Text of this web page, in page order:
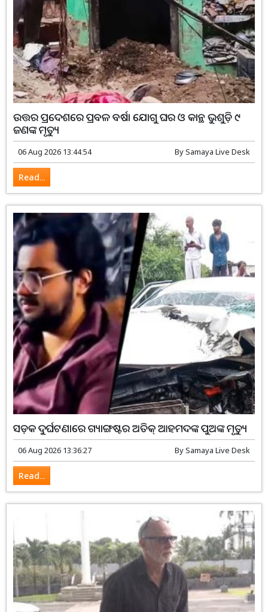
ଉତ୍ତର ପ୍ରଦେଶରେ ପ୍ରବଳ ବର୍ଷା ଯୋଗୁ ଘର ଓ କାନ୍ଥ ଭୁଶୁଡ଼ି ୯
ଜଣଙ୍କ ମୃତ୍ୟୁ
06 Aug 2026 13:44:54 BySamaya Live Desk
Read...
ସଡ଼କ ଦୁର୍ଘଟଣାରେ ଗ୍ୟାଙ୍ଗଷ୍ଟର ଅତିକ୍ ଆହମଦଙ୍କ ପୁଅଙ୍କ ମୃତ୍ୟୁ
06 Aug 2026 13:36:27 BySamaya Live Desk
Read...